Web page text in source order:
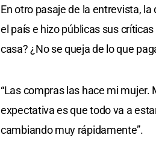
En otro pasaje de la entrevista,
el país e hizo públicas sus
casa? ¿No se queja de lo que
“Las compras las hace mi
expectativa es que todo va a
cambiando muy rápidamente”.